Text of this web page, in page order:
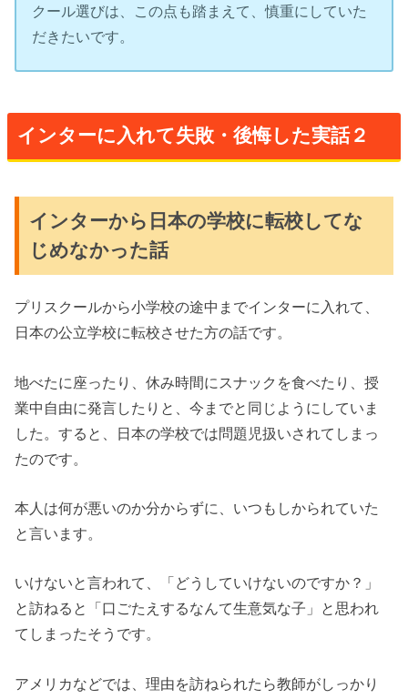
クール選びは、この点も踏まえて、慎重にしていた
だきたいです。
インターに入れて失敗・後悔した実話２
インターから日本の学校に転校してな
じめなかった話
プリスクールから小学校の途中までインターに入れて、
日本の公立学校に転校させた方の話です。
地べたに座ったり、休み時間にスナックを食べたり、授
業中自由に発言したりと、今までと同じようにしていま
した。すると、日本の学校では問題児扱いされてしまっ
たのです。
本人は何が悪いのか分からずに、いつもしかられていた
と言います。
いけないと言われて、「どうしていけないのですか？」
と訪ねると「口ごたえするなんて生意気な子」と思われ
てしまったそうです。
アメリカなどでは、理由を訪ねられたら教師がしっかり